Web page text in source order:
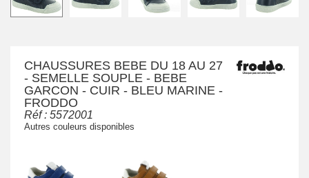
CHAUSSURES BEBE DU 18 AU 27
- SEMELLE SOUPLE - BEBE
GARCON - CUIR - BLEU MARINE -
FRODDO
Réf : 5572001
Autres couleurs disponibles